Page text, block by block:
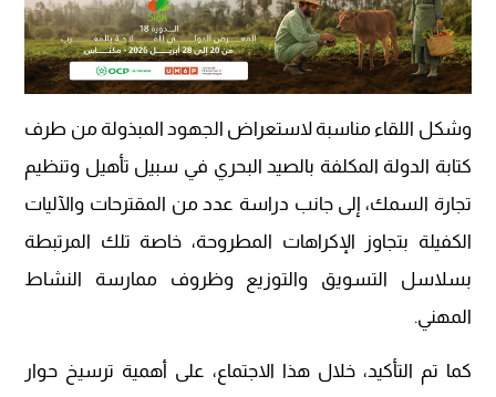
وشكل اللقاء مناسبة لاستعراض الجهود المبذولة من طرف
كتابة الدولة المكلفة بالصيد البحري في سبيل تأهيل وتنظيم
تجارة السمك، إلى جانب دراسة عدد من المقترحات والآليات
الكفيلة بتجاوز الإكراهات المطروحة، خاصة تلك المرتبطة
بسلاسل التسويق والتوزيع وظروف ممارسة النشاط
المهني.
كما تم التأكيد، خلال هذا الاجتماع، على أهمية ترسيخ حوار